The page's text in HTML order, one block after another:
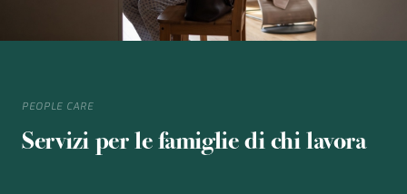
PEOPLE CARE
Servizi per le famiglie di chi lavora